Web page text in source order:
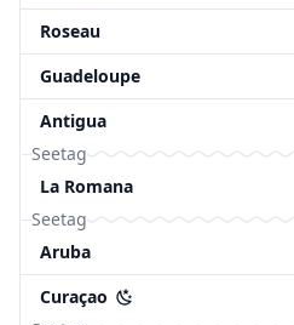
Roseau
Guadeloupe
Antigua
Seetag
La Romana
Seetag
Aruba
Curaçao